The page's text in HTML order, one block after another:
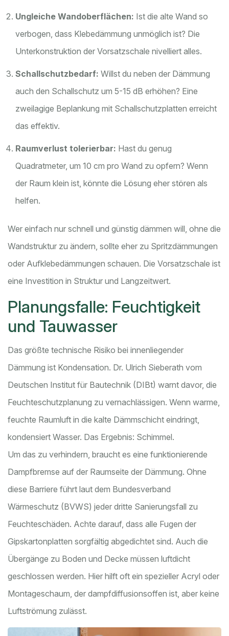
Ungleiche Wandoberflächen: Ist die alte Wand so
verbogen, dass Klebedämmung unmöglich ist? Die
Unterkonstruktion der Vorsatzschale nivelliert alles.
Schallschutzbedarf: Willst du neben der Dämmung
auch den Schallschutz um 5-15 dB erhöhen? Eine
zweilagige Beplankung mit Schallschutzplatten erreicht
das effektiv.
Raumverlust tolerierbar: Hast du genug
Quadratmeter, um 10 cm pro Wand zu opfern? Wenn
der Raum klein ist, könnte die Lösung eher stören als
helfen.
Wer einfach nur schnell und günstig dämmen will, ohne die
Wandstruktur zu ändern, sollte eher zu Spritzdämmungen
oder Aufklebedämmungen schauen. Die Vorsatzschale ist
eine Investition in Struktur und Langzeitwert.
Planungsfalle: Feuchtigkeit
und Tauwasser
Das größte technische Risiko bei innenliegender
Dämmung ist Kondensation. Dr. Ulrich Sieberath vom
Deutschen Institut für Bautechnik (DIBt) warnt davor, die
Feuchteschutzplanung zu vernachlässigen. Wenn warme,
feuchte Raumluft in die kalte Dämmschicht eindringt,
kondensiert Wasser. Das Ergebnis: Schimmel.
Um das zu verhindern, braucht es eine funktionierende
Dampfbremse auf der Raumseite der Dämmung. Ohne
diese Barriere führt laut dem Bundesverband
Wärmeschutz (BVWS) jeder dritte Sanierungsfall zu
Feuchteschäden. Achte darauf, dass alle Fugen der
Gipskartonplatten sorgfältig abgedichtet sind. Auch die
Übergänge zu Boden und Decke müssen luftdicht
geschlossen werden. Hier hilft oft ein spezieller Acryl oder
Montageschaum, der dampfdiffusionsoffen ist, aber keine
Luftströmung zulässt.